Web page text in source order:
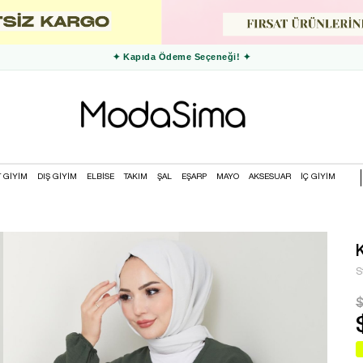
✦ 3000 TL ve Üzeri Ücretsiz Kargo ✦
GİYİM DIŞ GİYİM ELBİSE TAKIM ŞAL EŞARP MAYO AKSESUAR İÇ GİYİM